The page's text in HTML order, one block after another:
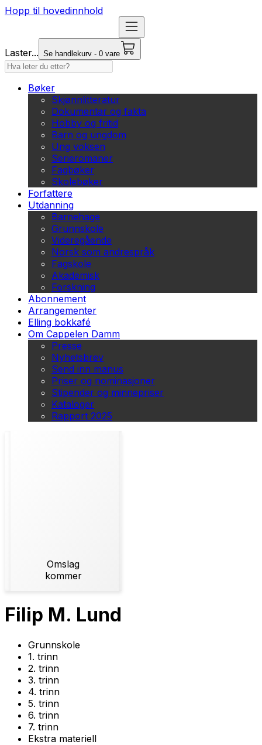
Hopp til hovedinnhold
Laster... Se handlekurv - 0 vare
Bøker
Skjønnlitteratur
Dokumentar og fakta
Hobby og fritid
Barn og ungdom
Ung voksen
Serieromaner
Fagbøker
Skolebøker
Forfattere
Utdanning
Barnehage
Grunnskole
Videregående
Norsk som andrespråk
Fagskole
Akademisk
Forskning
Abonnement
Arrangementer
Elling bokkafé
Om Cappelen Damm
Presse
Nyhetsbrev
Send inn manus
Priser og nominasjoner
Stipender og minnepriser
Kataloger
Rapport 2025
Omslag
kommer
Filip M. Lund
Grunnskole
1. trinn
2. trinn
3. trinn
4. trinn
5. trinn
6. trinn
7. trinn
Ekstra materiell